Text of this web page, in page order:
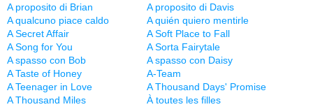
A proposito di Brian
A proposito di Davis
A qualcuno piace caldo
A quién quiero mentirle
A Secret Affair
A Soft Place to Fall
A Song for You
A Sorta Fairytale
A spasso con Bob
A spasso con Daisy
A Taste of Honey
A-Team
A Teenager in Love
A Thousand Days' Promise
A Thousand Miles
À toutes les filles